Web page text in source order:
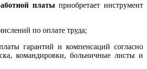
платы приобретает инструмент
по оплате труда;
гарантий и компенсаций согласно
командировки, больничные листы и